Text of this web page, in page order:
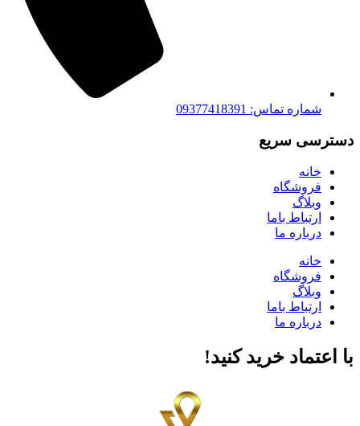
شماره تماس: 09377418391
دسترسی سریع
خانه
فروشگاه
وبلاگ
ارتباط باما
درباره ما
خانه
فروشگاه
وبلاگ
ارتباط باما
درباره ما
با اعتماد خرید کنید‌!